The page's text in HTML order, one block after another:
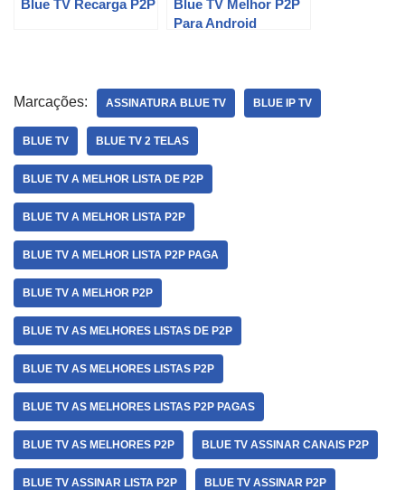
Blue TV Recarga P2P
Blue TV Melhor P2P
Para Android
Marcações: ASSINATURA BLUE TV BLUE IP TV
BLUE TV BLUE TV 2 TELAS
BLUE TV A MELHOR LISTA DE P2P
BLUE TV A MELHOR LISTA P2P
BLUE TV A MELHOR LISTA P2P PAGA
BLUE TV A MELHOR P2P
BLUE TV AS MELHORES LISTAS DE P2P
BLUE TV AS MELHORES LISTAS P2P
BLUE TV AS MELHORES LISTAS P2P PAGAS
BLUE TV AS MELHORES P2P BLUE TV ASSINAR CANAIS P2P
BLUE TV ASSINAR LISTA P2P BLUE TV ASSINAR P2P